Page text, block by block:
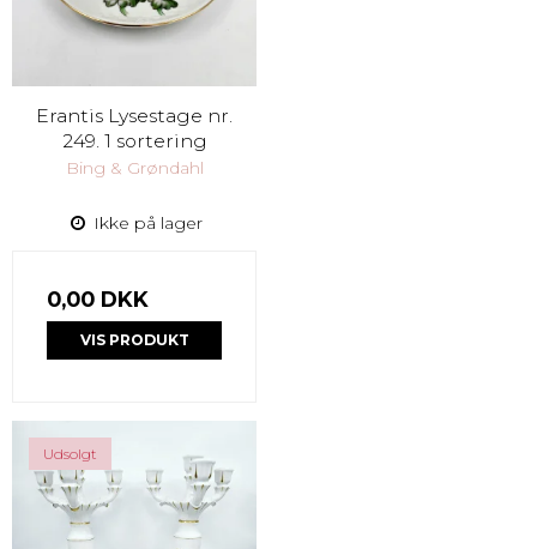
Erantis Lysestage nr.
249. 1 sortering
Bing & Grøndahl
Ikke på lager
0,00 DKK
VIS PRODUKT
Udsolgt